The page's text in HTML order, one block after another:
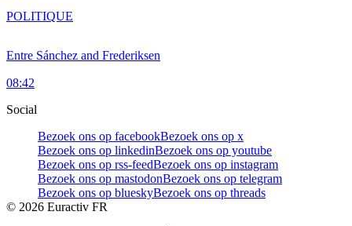
Entre Sánchez and Frederiksen
08:42
POLITIQUE
Social
Bezoek ons op facebookBezoek ons op x
Bezoek ons op linkedinBezoek ons op youtube
Bezoek ons op rss-feedBezoek ons op instagram
Bezoek ons op mastodonBezoek ons op telegram
Bezoek ons op blueskyBezoek ons op threads
© 2026 Euractiv FR